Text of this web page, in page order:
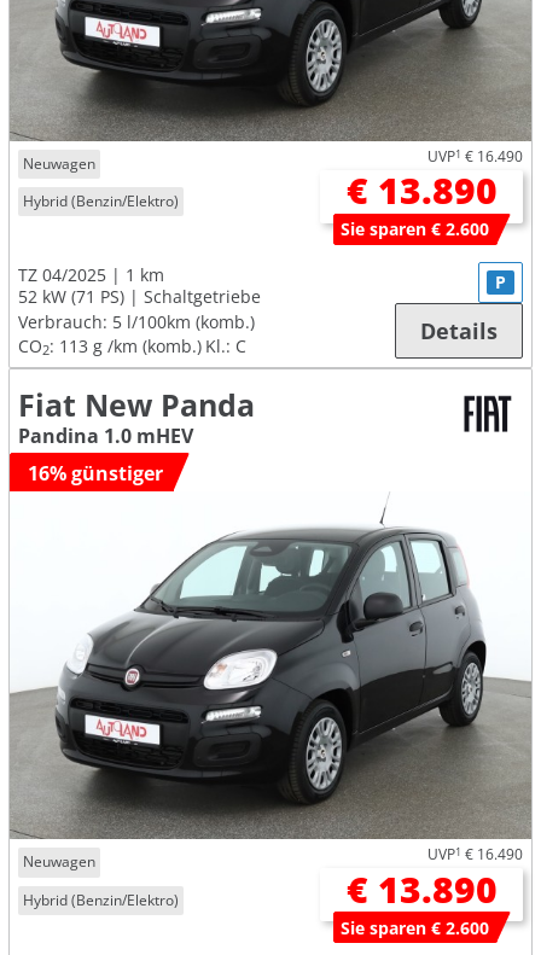
Neuwagen
Hybrid (Benzin/Elektro)
UVP1 € 16.490
€ 13.890
Sie sparen € 2.600
TZ 04/2025
1 km
52 kW (71 PS)
Schaltgetriebe
Verbrauch: 5 l/100km (komb.)
CO2: 113 g /km (komb.) Kl.: C
P
Details
Fiat New Panda
Pandina 1.0 mHEV
16% günstiger
Neuwagen
Hybrid (Benzin/Elektro)
UVP1 € 16.490
€ 13.890
Sie sparen € 2.600